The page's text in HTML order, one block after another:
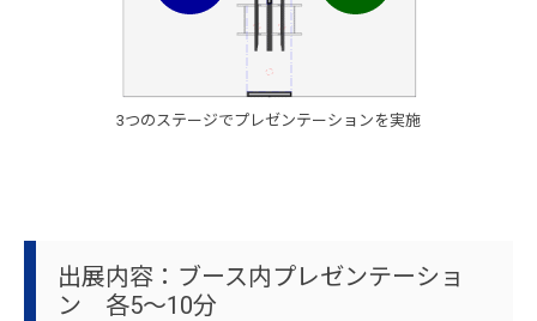
3つのステージでプレゼンテーションを実施
出展内容：ブース内プレゼンテーショ
ン 各5～10分